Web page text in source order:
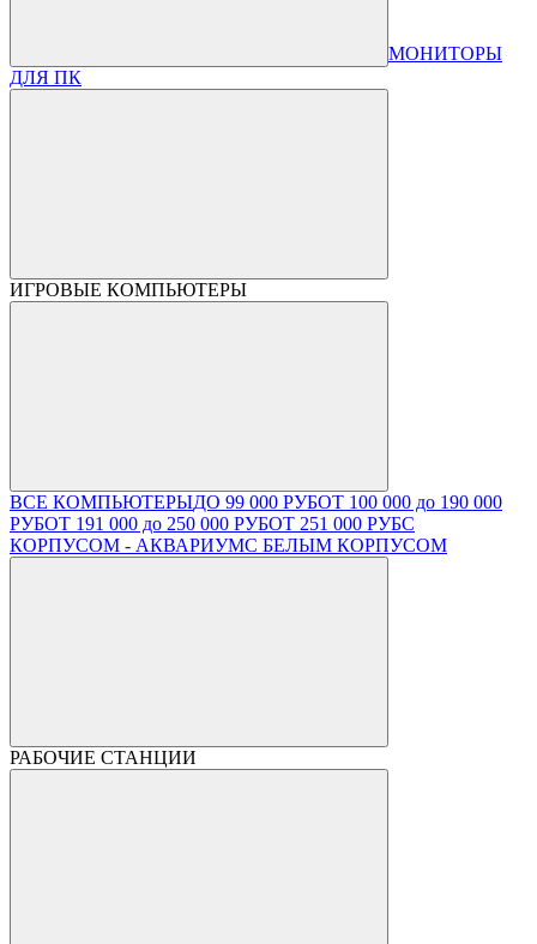
МОНИТОРЫ
ДЛЯ ПК
ИГРОВЫЕ КОМПЬЮТЕРЫ
ВСЕ КОМПЬЮТЕРЫДО 99 000 РУБОТ 100 000 до 190 000
РУБОТ 191 000 до 250 000 РУБОТ 251 000 РУБС
КОРПУСОМ - АКВАРИУМС БЕЛЫМ КОРПУСОМ
РАБОЧИЕ СТАНЦИИ